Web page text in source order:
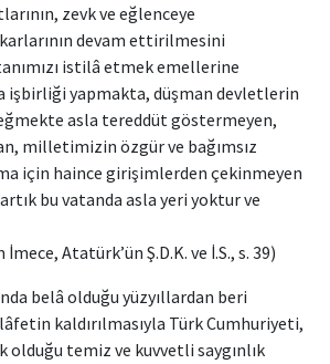
zevk ve eğlenceye
devam ettirilmesini
istilâ etmek emellerine
işbirliği yapmakta, düşman devletlerin
asla tereddüt göstermeyen,
milletimizin özgür ve bağımsız
için haince girişimlerden çekinmeyen
bu vatanda asla yeri yoktur ve
Atatürk’ün Ş.D.K. ve İ.S., s. 39)
belâ olduğu yüzyıllardan beri
kaldırılmasıyla Türk Cumhuriyeti,
olduğu temiz ve kuvvetli saygınlık